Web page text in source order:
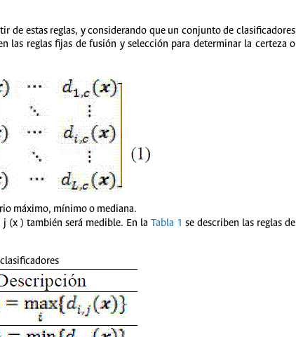
de estas reglas, y considerando que un conjunto de clasificadores
las reglas fijas de fusión y selección para determinar la certeza o
máximo, mínimo o mediana.
j (x ) también será medible. En la Tabla 1 se describen las reglas de